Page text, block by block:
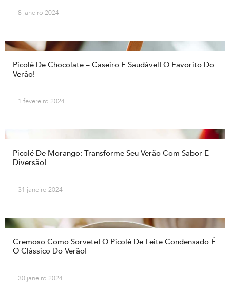
8 janeiro 2024
Picolé De Chocolate – Caseiro E Saudável! O Favorito Do
Verão!
1 fevereiro 2024
Picolé De Morango: Transforme Seu Verão Com Sabor E
Diversão!
31 janeiro 2024
Cremoso Como Sorvete! O Picolé De Leite Condensado É
O Clássico Do Verão!
30 janeiro 2024